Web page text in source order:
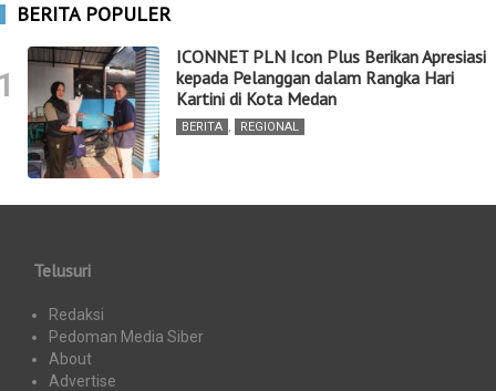
BERITA POPULER
ICONNET PLN Icon Plus Berikan Apresiasi
kepada Pelanggan dalam Rangka Hari
Kartini di Kota Medan
BERITA , REGIONAL
Telusuri
Redaksi
Pedoman Media Siber
About
Advertise